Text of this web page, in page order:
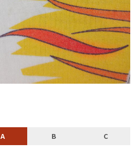
A B C